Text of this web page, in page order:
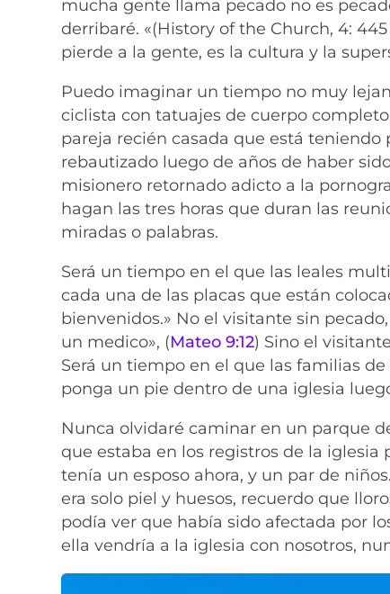
mucha gente llama pecado no es
derribaré. «(History of the Church, 4:
pierde a la gente, es la cultura y la
Puedo imaginar un tiempo no muy
ciclista con tatuajes de cuerpo
pareja recién casada que está
rebautizado luego de años de haber
misionero retornado adicto a la
hagan las tres horas que duran las
miradas o palabras.
Será un tiempo en el que las leales
cada una de las placas que están
bienvenidos.» No el visitante sin
un medico», (Mateo 9:12) Sino el
Será un tiempo en el que las familias
ponga un pie dentro de una iglesia
Nunca olvidaré caminar en un parque
que estaba en los registros de la iglesia
tenía un esposo ahora, y un par de
era solo piel y huesos, recuerdo que
podía ver que había sido afectada por
ella vendría a la iglesia con nosotros,